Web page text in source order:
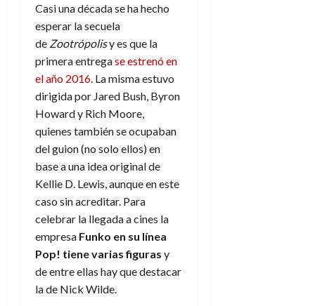
Casi una década se ha hecho
esperar la secuela
de Zootrópolisy es que la
primera entregase estrenó en
el año 2016 . La misma estuvo
dirigida por Jared Bush, Byron
Howard y Rich Moore,
quienes también se ocupaban
del guion (no solo ellos) en
base a una idea original de
Kellie D. Lewis, aunque en este
caso sin acreditar. Para
celebrar la llegada a cines la
empresa Funko en su línea
Pop! tiene varias figuras y
de entre ellas hay que destacar
la de Nick Wilde.